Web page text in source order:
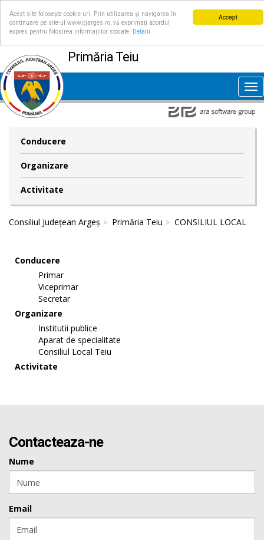
Accept
Acest site folosește cookie-uri. Prin utilizarea și navigarea în
continuare pe site-ul www.cjarges.ro, vă exprimați acordul
expres pentru folosirea informațiilor stocate.
Detalii
Primăria Teiu
Conducere
Organizare
Activitate
Consiliul Județean Argeș Primăria Teiu CONSILIUL LOCAL
Conducere
Primar
Viceprimar
Secretar
Organizare
Institutii publice
Aparat de specialitate
Consiliul Local Teiu
Activitate
Contacteaza-ne
Nume
Email